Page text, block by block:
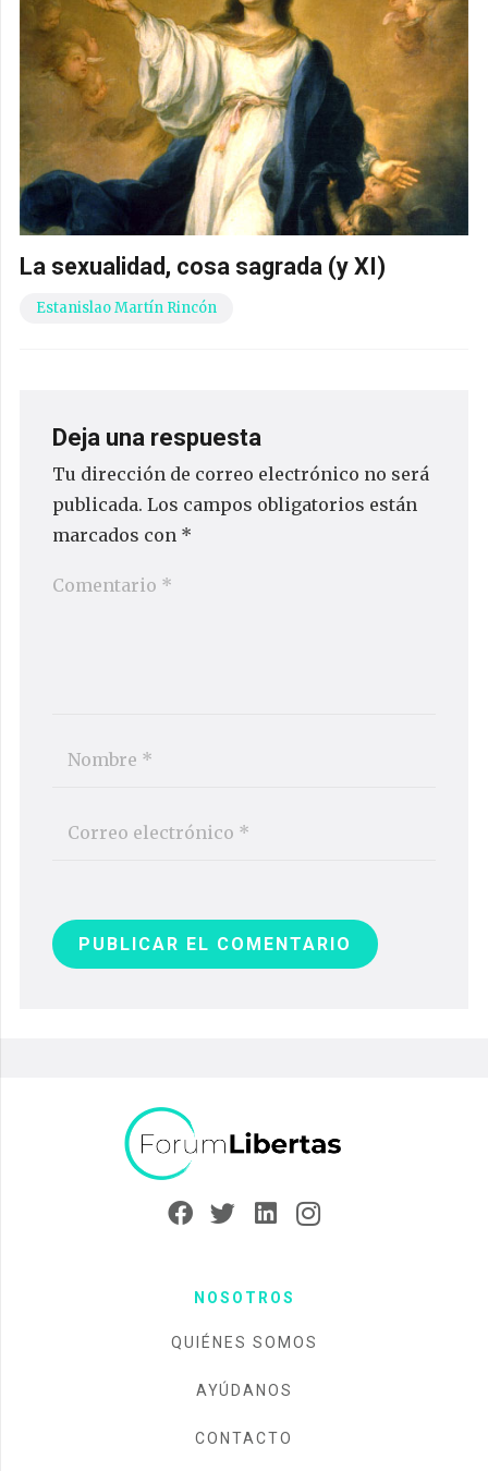
La sexualidad, cosa sagrada (y XI)
Estanislao Martín Rincón
Deja una respuesta
Tu dirección de correo electrónico no será
publicada. Los campos obligatorios están
marcados con *
PUBLICAR EL COMENTARIO
NOSOTROS
QUIÉNES SOMOS
AYÚDANOS
CONTACTO